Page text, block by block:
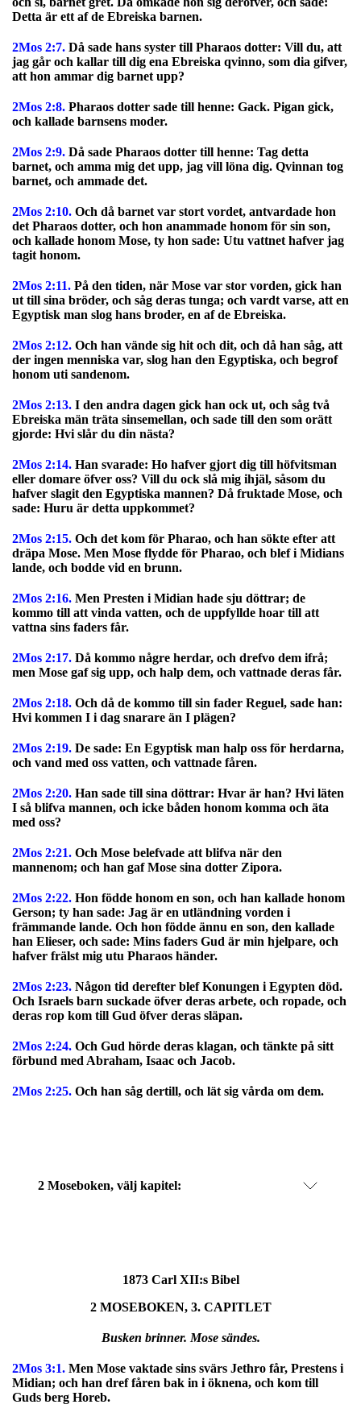
Detta är ett af de Ebreiska barnen.
2Mos 2:7. Då sade hans syster till Pharaos dotter: Vill du, att
jag går och kallar till dig ena Ebreiska qvinno, som dia gifver,
att hon ammar dig barnet upp?
2Mos 2:8. Pharaos dotter sade till henne: Gack. Pigan gick,
och kallade barnsens moder.
2Mos 2:9. Då sade Pharaos dotter till henne: Tag detta
barnet, och amma mig det upp, jag vill löna dig. Qvinnan tog
barnet, och ammade det.
2Mos 2:10. Och då barnet var stort vordet, antvardade hon
det Pharaos dotter, och hon anammade honom för sin son,
och kallade honom Mose, ty hon sade: Utu vattnet hafver jag
tagit honom.
2Mos 2:11. På den tiden, när Mose var stor vorden, gick han
ut till sina bröder, och såg deras tunga; och vardt varse, att en
Egyptisk man slog hans broder, en af de Ebreiska.
2Mos 2:12. Och han vände sig hit och dit, och då han såg, att
der ingen menniska var, slog han den Egyptiska, och begrof
honom uti sandenom.
2Mos 2:13. I den andra dagen gick han ock ut, och såg två
Ebreiska män träta sinsemellan, och sade till den som orätt
gjorde: Hvi slår du din nästa?
2Mos 2:14. Han svarade: Ho hafver gjort dig till höfvitsman
eller domare öfver oss? Vill du ock slå mig ihjäl, såsom du
hafver slagit den Egyptiska mannen? Då fruktade Mose, och
sade: Huru är detta uppkommet?
2Mos 2:15. Och det kom för Pharao, och han sökte efter att
dräpa Mose. Men Mose flydde för Pharao, och blef i Midians
lande, och bodde vid en brunn.
2Mos 2:16. Men Presten i Midian hade sju döttrar; de
kommo till att vinda vatten, och de uppfyllde hoar till att
vattna sins faders får.
2Mos 2:17. Då kommo någre herdar, och drefvo dem ifrå;
men Mose gaf sig upp, och halp dem, och vattnade deras får.
2Mos 2:18. Och då de kommo till sin fader Reguel, sade han:
Hvi kommen I i dag snarare än I plägen?
2Mos 2:19. De sade: En Egyptisk man halp oss för herdarna,
och vand med oss vatten, och vattnade fåren.
2Mos 2:20. Han sade till sina döttrar: Hvar är han? Hvi läten
I så blifva mannen, och icke båden honom komma och äta
med oss?
2Mos 2:21. Och Mose belefvade att blifva när den
mannenom; och han gaf Mose sina dotter Zipora.
2Mos 2:22. Hon födde honom en son, och han kallade honom
Gerson; ty han sade: Jag är en utländning vorden i
främmande lande. Och hon födde ännu en son, den kallade
han Elieser, och sade: Mins faders Gud är min hjelpare, och
hafver frälst mig utu Pharaos händer.
2Mos 2:23. Någon tid derefter blef Konungen i Egypten död.
Och Israels barn suckade öfver deras arbete, och ropade, och
deras rop kom till Gud öfver deras släpan.
2Mos 2:24. Och Gud hörde deras klagan, och tänkte på sitt
förbund med Abraham, Isaac och Jacob.
2Mos 2:25. Och han såg dertill, och lät sig vårda om dem.
2 Moseboken, välj kapitel:
1873 Carl XII:s Bibel
2 MOSEBOKEN, 3. CAPITLET
Busken brinner. Mose sändes.
2Mos 3:1. Men Mose vaktade sins svärs Jethro får, Prestens i
Midian; och han dref fåren bak in i öknena, och kom till
Guds berg Horeb.